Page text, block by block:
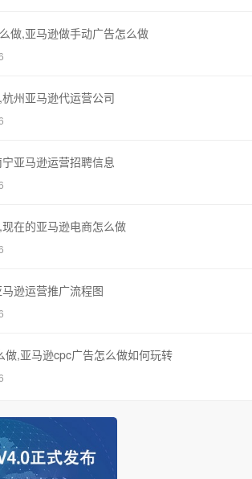
做,亚马逊做手动广告怎么做
州亚马逊代运营公司
亚马逊运营招聘信息
在的亚马逊电商怎么做
逊运营推广流程图
做,亚马逊cpc广告怎么做如何玩转